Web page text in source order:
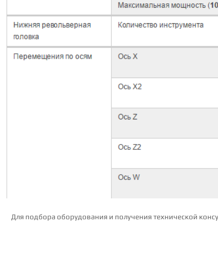
Для подбора оборудования и получения технической